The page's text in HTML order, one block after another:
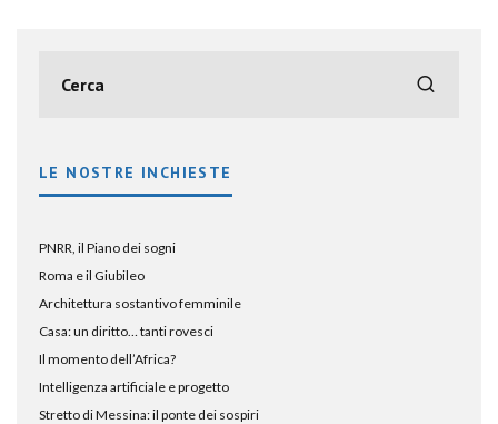
LE NOSTRE INCHIESTE
PNRR, il Piano dei sogni
Roma e il Giubileo
Architettura sostantivo femminile
Casa: un diritto… tanti rovesci
Il momento dell’Africa?
Intelligenza artificiale e progetto
Stretto di Messina: il ponte dei sospiri